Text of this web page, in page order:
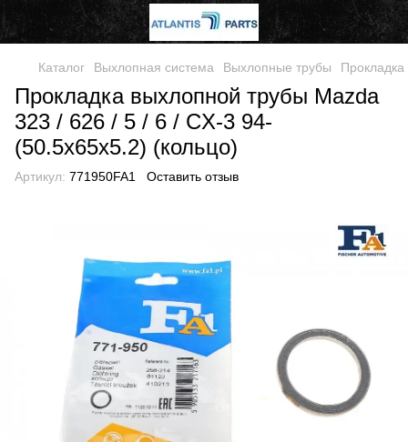
Каталог Выхлопная система Выхлопные трубы
Прокладка выхлопной трубы Mazda
323 / 626 / 5 / 6 / CX-3 94-
(50.5x65x5.2) (кольцо)
Артикул: 771950FA1 Оставить отзыв